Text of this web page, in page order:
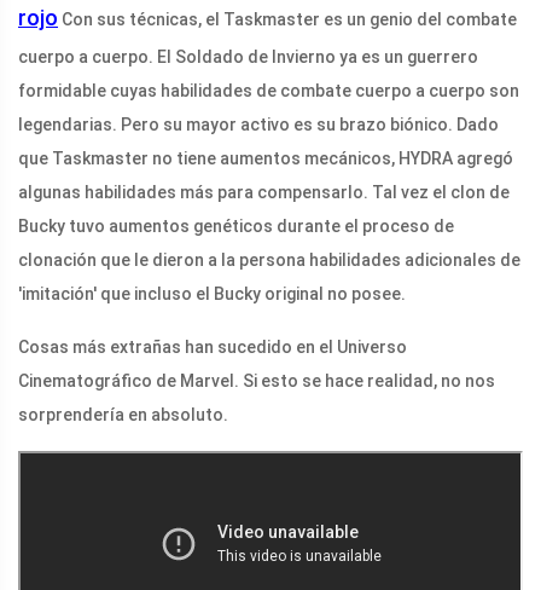
rojo Con sus técnicas, el Taskmaster es un genio del combate
cuerpo a cuerpo. El Soldado de Invierno ya es un guerrero
formidable cuyas habilidades de combate cuerpo a cuerpo son
legendarias. Pero su mayor activo es su brazo biónico. Dado
que Taskmaster no tiene aumentos mecánicos, HYDRA agregó
algunas habilidades más para compensarlo. Tal vez el clon de
Bucky tuvo aumentos genéticos durante el proceso de
clonación que le dieron a la persona habilidades adicionales de
'imitación' que incluso el Bucky original no posee.
Cosas más extrañas han sucedido en el Universo
Cinematográfico de Marvel. Si esto se hace realidad, no nos
sorprendería en absoluto.